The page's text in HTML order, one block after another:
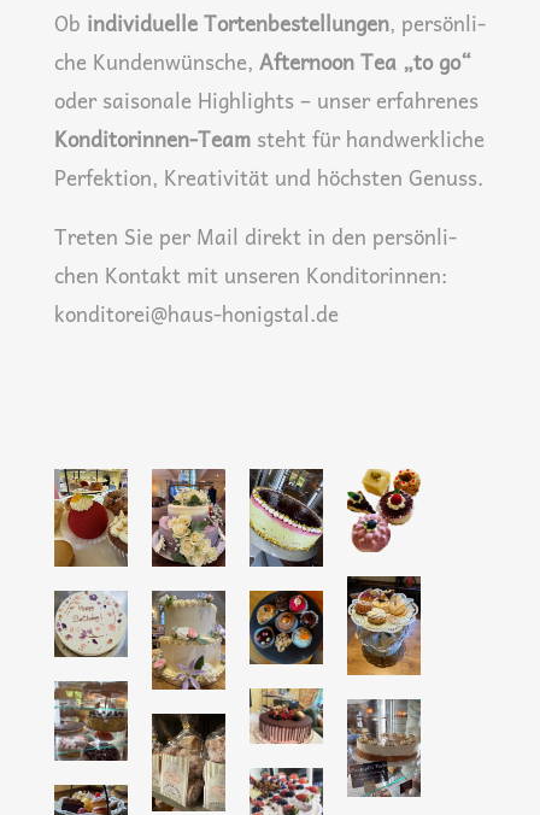
Ob indi­vi­du­el­le Tor­ten­be­stel­lun­gen, per­sön­li­
che Kun­den­wün­sche, After­noon Tea „to go“
oder sai­so­na­le High­lights – unser erfah­re­nes
Kon­di­to­rin­nen-Teamsteht für hand­werk­li­che
Per­fek­ti­on, Krea­ti­vi­tät und höchs­ten Genuss.
Tre­ten Sie per Mail direkt in den per­sön­li­
chen Kon­takt mit unse­ren Kon­di­to­rin­nen:
konditorei@haus-honigstal.de